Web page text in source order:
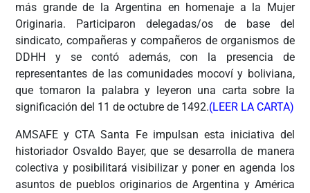
más grande de la Argentina en homenaje a la Mujer
Originaria. Participaron delegadas/os de base del
sindicato, compañeras y compañeros de organismos de
DDHH y se contó además, con la presencia de
representantes de las comunidades mocoví y boliviana,
que tomaron la palabra y leyeron una carta sobre la
significación del 11 de octubre de 1492.(LEER LA CARTA)
AMSAFE y CTA Santa Fe impulsan esta iniciativa del
historiador Osvaldo Bayer, que se desarrolla de manera
colectiva y posibilitará visibilizar y poner en agenda los
asuntos de pueblos originarios de Argentina y América